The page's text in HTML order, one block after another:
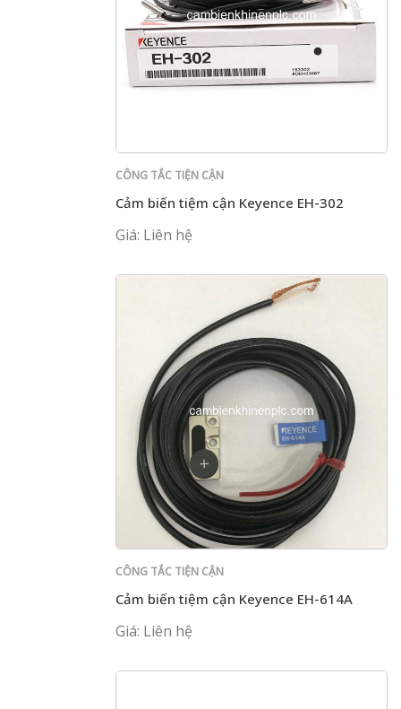
CÔNG TẮC TIỆN CẬN
Cảm biến tiệm cận Keyence EH-302
Giá: Liên hệ
CÔNG TẮC TIỆN CẬN
Cảm biến tiệm cận Keyence EH-614A
Giá: Liên hệ